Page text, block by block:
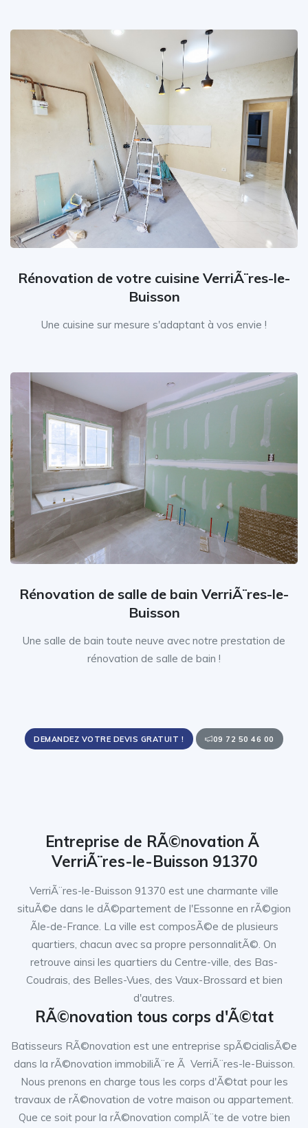
Rénovation de votre cuisine VerriÃ¨res-le-
Buisson
Une cuisine sur mesure s'adaptant à vos envie !
Rénovation de salle de bain VerriÃ¨res-le-
Buisson
Une salle de bain toute neuve avec notre prestation de
rénovation de salle de bain !
DEMANDEZ VOTRE DEVIS GRATUIT ! 09 72 50 46 00
Entreprise de RÃ©novation Ã
VerriÃ¨res-le-Buisson 91370
VerriÃ¨res-le-Buisson 91370 est une charmante ville
situÃ©e dans le dÃ©partement de l'Essonne en rÃ©gion
Ãle-de-France. La ville est composÃ©e de plusieurs
quartiers, chacun avec sa propre personnalitÃ©. On
retrouve ainsi les quartiers du Centre-ville, des Bas-
Coudrais, des Belles-Vues, des Vaux-Brossard et bien
d'autres.
RÃ©novation tous corps d'Ã©tat
Batisseurs RÃ©novation est une entreprise spÃ©cialisÃ©e
dans la rÃ©novation immobiliÃ¨re Ã VerriÃ¨res-le-Buisson.
Nous prenons en charge tous les corps d'Ã©tat pour les
travaux de rÃ©novation de votre maison ou appartement.
Que ce soit pour la rÃ©novation complÃ¨te de votre bien